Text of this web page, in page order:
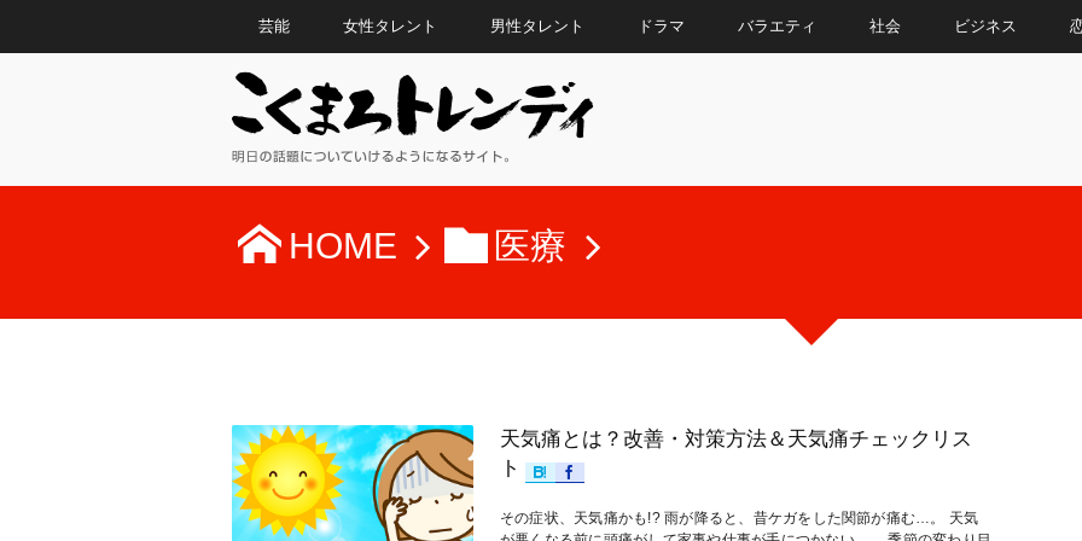
芸能 女性タレント 男性タレント ドラマ バラエティ 社会 ビジネス
HOME 医療
天気痛とは？改善・対策方法＆天気痛チェックリス
ト
その症状、天気痛かも!? 雨が降ると、昔ケガをした関節が痛む…。 天気